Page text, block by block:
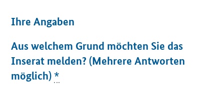
Ihre Angaben
Aus welchem Grund möchten Sie das
Inserat melden? (Mehrere Antworten
möglich) *